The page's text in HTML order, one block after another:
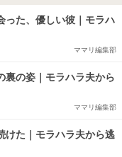
った、優しい彼｜モラハ
ママリ編集部
裏の姿｜モラハラ夫から
ママリ編集部
けた｜モラハラ夫から逃